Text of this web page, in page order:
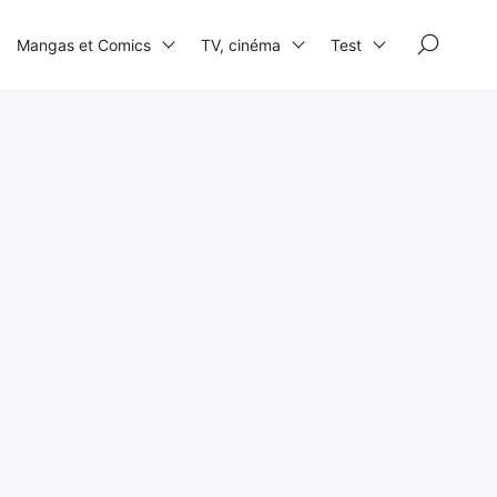
Mangas et Comics TV, cinéma Test